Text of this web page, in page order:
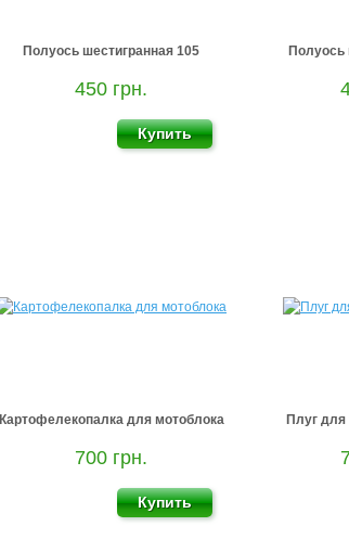
Полуось шестигранная 105
450 грн.
Полуось
Картофелекопалка для мотоблока
700 грн.
Плуг для